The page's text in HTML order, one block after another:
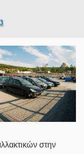
στην